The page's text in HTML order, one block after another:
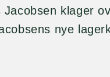
klager
nye